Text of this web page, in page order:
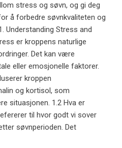
stress og søvn, og gi deg
å forbedre søvnkvaliteten og
Understanding Stress and
er kroppens naturlige
Det kan være
eller emosjonelle faktorer.
kroppen
og kortisol, som
situasjonen. 1.2 Hva er
til hvor godt vi sover
søvnperioden. Det